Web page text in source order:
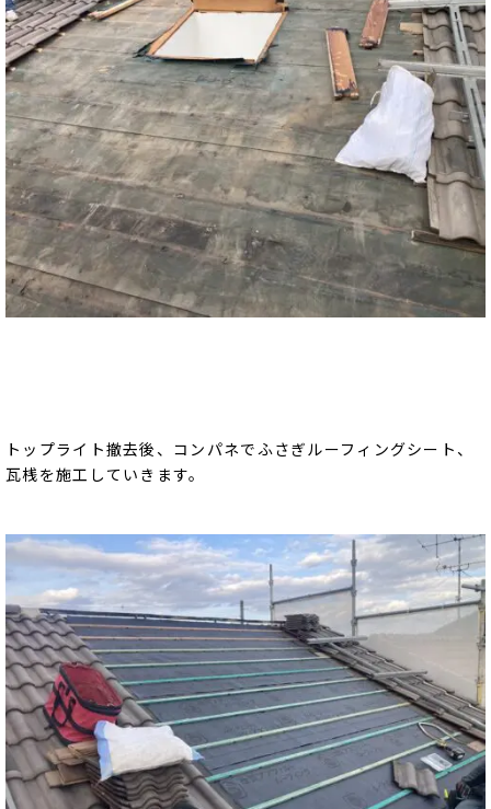
トップライト撤去後、コンパネでふさぎルーフィングシート、
瓦桟を施工していきます。